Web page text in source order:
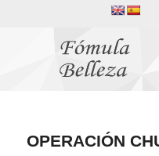
OPERACIÓN